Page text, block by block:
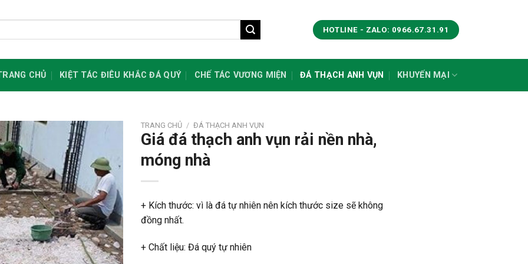
HOTLINE - ZALO: 0966.67.31.91
CHỦ KIỆT TÁC ĐIÊU KHẮC ĐÁ QUÝ CHẾ TÁC VƯƠNG MIỆN ĐÁ THẠCH ANH VỤN KHUYẾN MẠI
TRANG CHỦ / ĐÁ THẠCH ANH VỤN
Giá đá thạch anh vụn rải nền nhà,
móng nhà
+ Kích thước: vì là đá tự nhiên nên kích thước size sẽ không
đồng nhất.
+ Chất liệu: Đá quý tự nhiên